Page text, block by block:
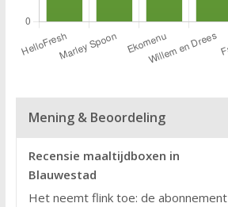
Mening & Beoordeling
Recensie maaltijdboxen in
Blauwestad
Het neemt flink toe: de abonnement